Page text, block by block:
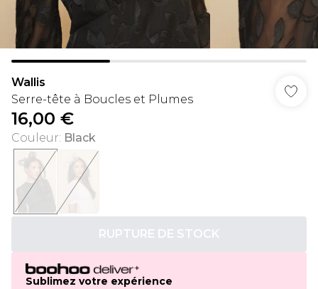
Wallis
Serre-tête à Boucles et Plumes
16,00 €
Couleur: Black
RUPTURE DE STOCK
Sublimez votre expérience